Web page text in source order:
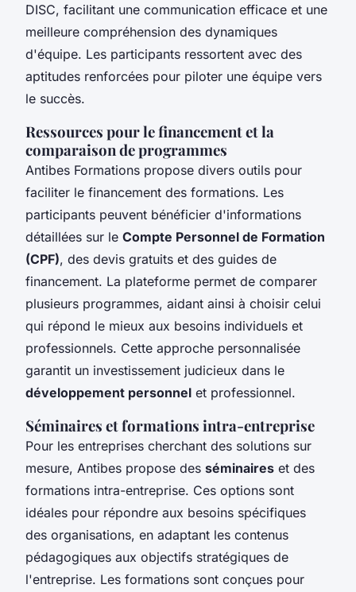
DISC, facilitant une communication efficace et une
meilleure compréhension des dynamiques
d'équipe. Les participants ressortent avec des
aptitudes renforcées pour piloter une équipe vers
le succès.
Ressources pour le financement et la
comparaison de programmes
Antibes Formations propose divers outils pour
faciliter le financement des formations. Les
participants peuvent bénéficier d'informations
détaillées sur le Compte Personnel de Formation
(CPF), des devis gratuits et des guides de
financement. La plateforme permet de comparer
plusieurs programmes, aidant ainsi à choisir celui
qui répond le mieux aux besoins individuels et
professionnels. Cette approche personnalisée
garantit un investissement judicieux dans le
développement personnel et professionnel.
Séminaires et formations intra-entreprise
Pour les entreprises cherchant des solutions sur
mesure, Antibes propose des séminaires et des
formations intra-entreprise. Ces options sont
idéales pour répondre aux besoins spécifiques
des organisations, en adaptant les contenus
pédagogiques aux objectifs stratégiques de
l'entreprise. Les formations sont conçues pour